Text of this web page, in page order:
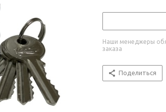
Наши менеджеры
заказа
Поделиться